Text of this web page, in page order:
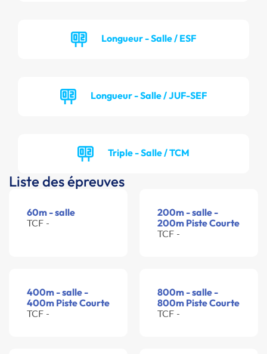
Longueur - Salle / ESF
Longueur - Salle / JUF-SEF
Triple - Salle / TCM
Liste des épreuves
60m - salle
TCF -
200m - salle -
200m Piste Courte
TCF -
400m - salle -
400m Piste Courte
TCF -
800m - salle -
800m Piste Courte
TCF -